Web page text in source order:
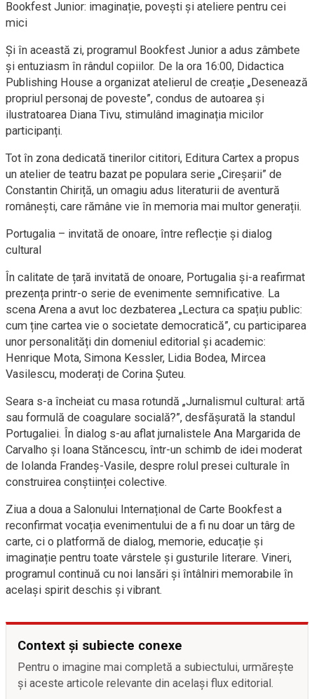
Bookfest Junior: imaginație, povești și ateliere pentru cei
mici
Și în această zi, programul Bookfest Junior a adus zâmbete
și entuziasm în rândul copiilor. De la ora 16:00, Didactica
Publishing House a organizat atelierul de creație „Desenează
propriul personaj de poveste”, condus de autoarea și
ilustratoarea Diana Tivu, stimulând imaginația micilor
participanți.
Tot în zona dedicată tinerilor cititori, Editura Cartex a propus
un atelier de teatru bazat pe populara serie „Cireșarii” de
Constantin Chiriță, un omagiu adus literaturii de aventură
românești, care rămâne vie în memoria mai multor generații.
Portugalia – invitată de onoare, între reflecție și dialog
cultural
În calitate de țară invitată de onoare, Portugalia și-a reafirmat
prezența printr-o serie de evenimente semnificative. La
scena Arena a avut loc dezbaterea „Lectura ca spațiu public:
cum ține cartea vie o societate democratică”, cu participarea
unor personalități din domeniul editorial și academic:
Henrique Mota, Simona Kessler, Lidia Bodea, Mircea
Vasilescu, moderați de Corina Șuteu.
Seara s-a încheiat cu masa rotundă „Jurnalismul cultural: artă
sau formulă de coagulare socială?”, desfășurată la standul
Portugaliei. În dialog s-au aflat jurnalistele Ana Margarida de
Carvalho și Ioana Stăncescu, într-un schimb de idei moderat
de Iolanda Frandeș-Vasile, despre rolul presei culturale în
construirea conștiinței colective.
Ziua a doua a Salonului Internațional de Carte Bookfest a
reconfirmat vocația evenimentului de a fi nu doar un târg de
carte, ci o platformă de dialog, memorie, educație și
imaginație pentru toate vârstele și gusturile literare. Vineri,
programul continuă cu noi lansări și întâlniri memorabile în
același spirit deschis și vibrant.
Context și subiecte conexe
Pentru o imagine mai completă a subiectului, urmărește
și aceste articole relevante din același flux editorial.